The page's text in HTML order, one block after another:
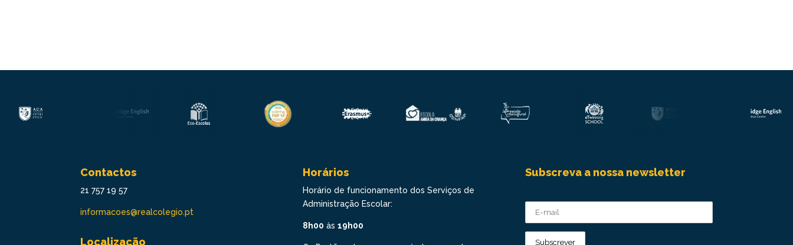
Contactos
21 757 19 57
informacoes@realcolegio.pt
Localização
Horários
Horário de funcionamento dos Serviços de
Administração Escolar:
8h00 às 19h00
Subscreva a nossa newsletter